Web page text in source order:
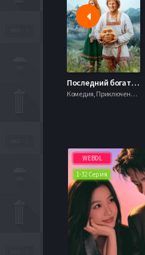
Последний богатырь. Колобок (2026)
Комедия, Приключения, Фэнтези,
WEBDL
1-32 Серия